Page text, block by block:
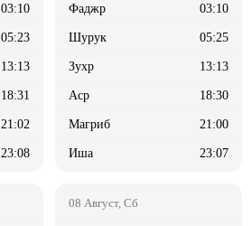
03:10
05:23
13:13
18:31
21:02
23:08
03:10
05:25
13:13
18:30
21:00
23:07